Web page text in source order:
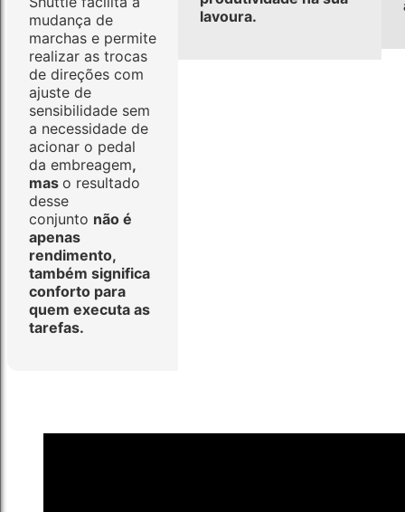
mudança de
marchas e permite
realizar as trocas
de direções com
ajuste de
sensibilidade sem
a necessidade de
acionar o pedal
da embreagem,
mas o resultado
desse
conjunto não é
apenas
rendimento,
também significa
conforto para
quem executa as
tarefas.
lavoura.